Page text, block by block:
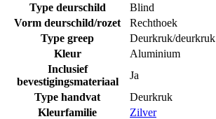
Type deurschild
Blind
Vorm deurschild/rozet
Rechthoek
Type greep
Deurkruk/deurkruk
Kleur
Aluminium
Inclusief
bevestigingsmateriaal
Ja
Type handvat
Deurkruk
Kleurfamilie
Zilver